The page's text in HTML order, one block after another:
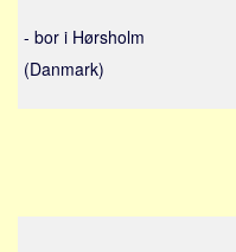
Alle
Nøgleord
Virksomhed
- bor i Hørsholm
(Danmark)